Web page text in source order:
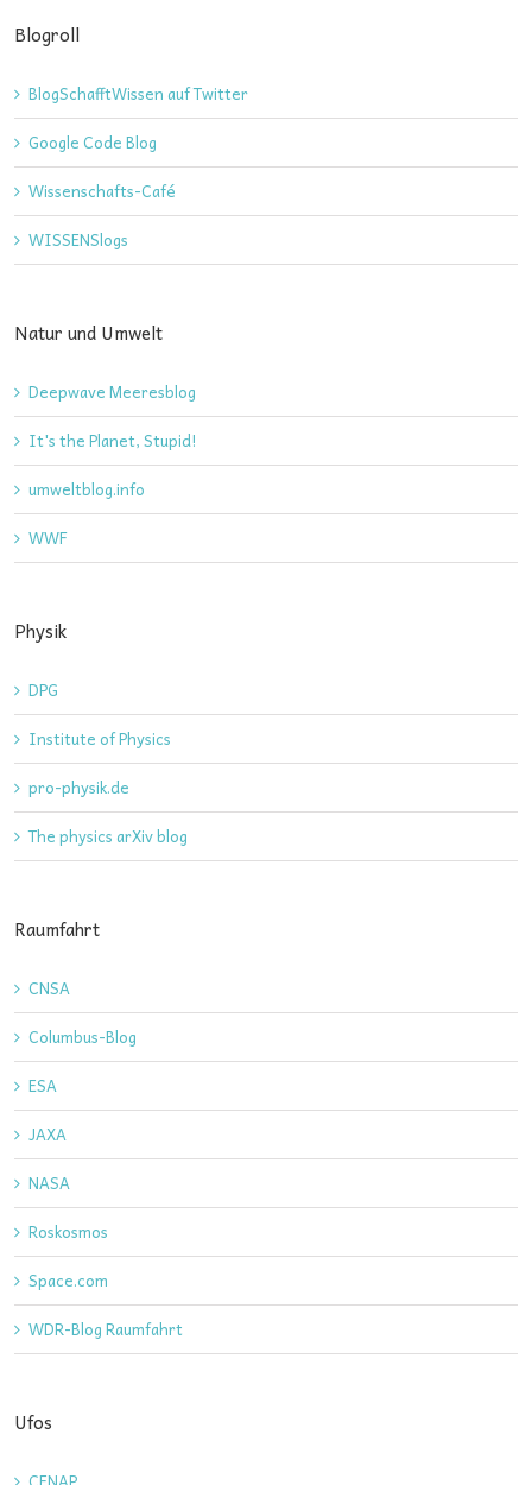
Blogroll
BlogSchafftWissen auf Twitter
Google Code Blog
Wissenschafts-Café
WISSENSlogs
Natur und Umwelt
Deepwave Meeresblog
It's the Planet, Stupid!
umweltblog.info
WWF
Physik
DPG
Institute of Physics
pro-physik.de
The physics arXiv blog
Raumfahrt
CNSA
Columbus-Blog
ESA
JAXA
NASA
Roskosmos
Space.com
WDR-Blog Raumfahrt
Ufos